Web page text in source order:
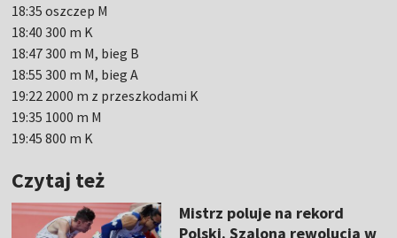
18:35 oszczep M
18:40 300 m K
18:47 300 m M, bieg B
18:55 300 m M, bieg A
19:22 2000 m z przeszkodami K
19:35 1000 m M
19:45 800 m K
Czytaj też
Mistrz poluje na rekord
Polski. Szalona rewolucja w